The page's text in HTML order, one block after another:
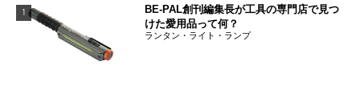
1
BE-PAL創刊編集長が工具の専門店で見つ
けた愛用品って何？
ランタン・ライト・ランプ